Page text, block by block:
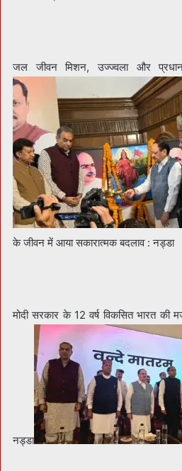
जल जीवन मिशन, उज्ज्वला और
के जीवन में आया सकारात्मक बदलाव : नड्डा
मोदी सरकार के 12 वर्ष विकसित भारत की
नड्डा